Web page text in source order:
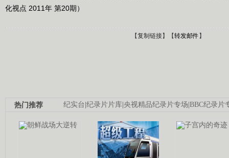
化视点 2011年 第20期）
【复制链接】【转发邮件】
纪实台|纪录片片库|央视精品纪录片专场|BBC纪录片
热门推荐